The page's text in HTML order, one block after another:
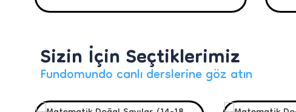
Sizin İçin Seçtiklerimiz
Fundomundo canlı derslerine göz atın